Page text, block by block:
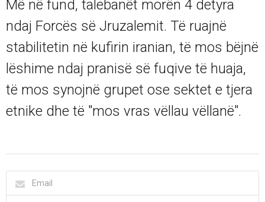
Më në fund, talebanët morën 4 detyra
ndaj Forcës së Jruzalemit. Të ruajnë
stabilitetin në kufirin iranian, të mos bëjnë
lëshime ndaj pranisë së fuqive të huaja,
të mos synojnë grupet ose sektet e tjera
etnike dhe të "mos vras vëllau vëllanë".
Email